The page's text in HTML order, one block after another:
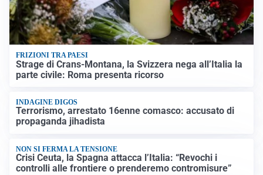
FRIZIONI TRA PAESI
Strage di Crans-Montana, la Svizzera nega all’Italia la
parte civile: Roma presenta ricorso
INDAGINE DIGOS
Terrorismo, arrestato 16enne comasco: accusato di
propaganda jihadista
NON SI FERMA LA TENSIONE
Crisi Ceuta, la Spagna attacca l’Italia: “Revochi i
controlli alle frontiere o prenderemo contromisure”